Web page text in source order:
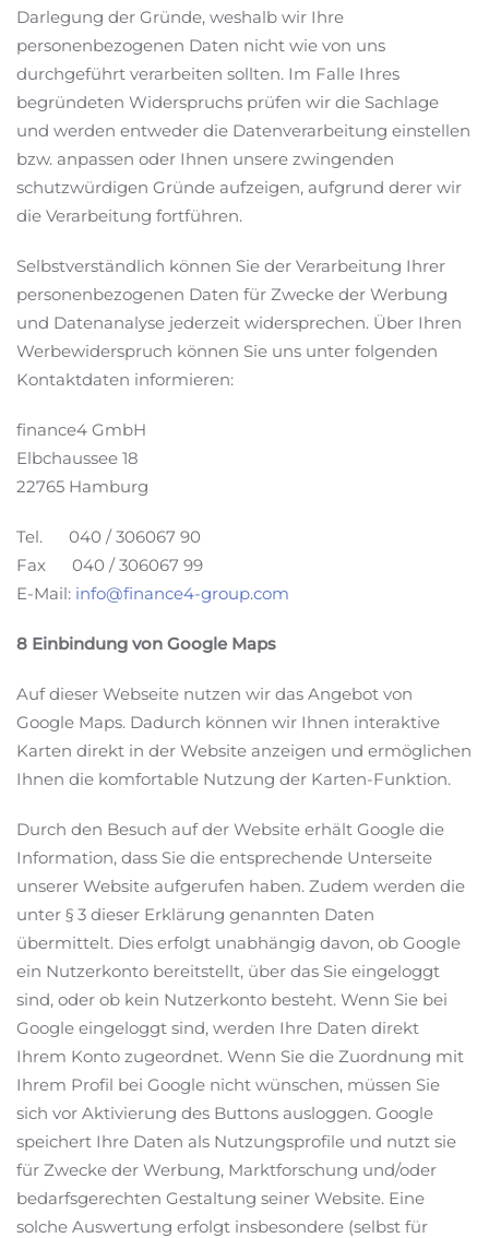
Darlegung der Gründe, weshalb wir Ihre
personenbezogenen Daten nicht wie von uns
durchgeführt verarbeiten sollten. Im Falle Ihres
begründeten Widerspruchs prüfen wir die Sachlage
und werden entweder die Datenverarbeitung einstellen
bzw. anpassen oder Ihnen unsere zwingenden
schutzwürdigen Gründe aufzeigen, aufgrund derer wir
die Verarbeitung fortführen.
Selbstverständlich können Sie der Verarbeitung Ihrer
personenbezogenen Daten für Zwecke der Werbung
und Datenanalyse jederzeit widersprechen. Über Ihren
Werbewiderspruch können Sie uns unter folgenden
Kontaktdaten informieren:
finance4 GmbH
Elbchaussee 18
22765 Hamburg
Tel. 040 / 306067 90
Fax 040 / 306067 99
E-Mail: info@finance4-group.com
8 Einbindung von Google Maps
Auf dieser Webseite nutzen wir das Angebot von
Google Maps. Dadurch können wir Ihnen interaktive
Karten direkt in der Website anzeigen und ermöglichen
Ihnen die komfortable Nutzung der Karten-Funktion.
Durch den Besuch auf der Website erhält Google die
Information, dass Sie die entsprechende Unterseite
unserer Website aufgerufen haben. Zudem werden die
unter § 3 dieser Erklärung genannten Daten
übermittelt. Dies erfolgt unabhängig davon, ob Google
ein Nutzerkonto bereitstellt, über das Sie eingeloggt
sind, oder ob kein Nutzerkonto besteht. Wenn Sie bei
Google eingeloggt sind, werden Ihre Daten direkt
Ihrem Konto zugeordnet. Wenn Sie die Zuordnung mit
Ihrem Profil bei Google nicht wünschen, müssen Sie
sich vor Aktivierung des Buttons ausloggen. Google
speichert Ihre Daten als Nutzungsprofile und nutzt sie
für Zwecke der Werbung, Marktforschung und/oder
bedarfsgerechten Gestaltung seiner Website. Eine
solche Auswertung erfolgt insbesondere (selbst für